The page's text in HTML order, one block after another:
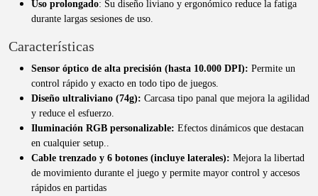
Uso prolongado: Su diseño liviano y ergonómico reduce la fatiga
durante largas sesiones de uso.
Características
Sensor óptico de alta precisión (hasta 10.000 DPI): Permite un
control rápido y exacto en todo tipo de juegos.
Diseño ultraliviano (74g): Carcasa tipo panal que mejora la agilidad
y reduce el esfuerzo.
Iluminación RGB personalizable: Efectos dinámicos que destacan
en cualquier setup..
Cable trenzado y 6 botones (incluye laterales): Mejora la libertad
de movimiento durante el juego y permite mayor control y accesos
rápidos en partidas